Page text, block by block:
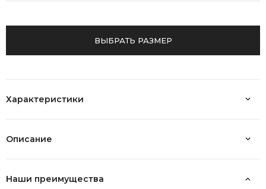
ВЫБРАТЬ РАЗМЕР
Характеристики
Описание
Наши преимущества